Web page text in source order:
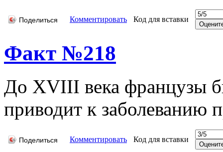
Поделиться Комментировать Код для вставки
Факт №218
До XVIII века французы
приводит к заболеванию
Поделиться Комментировать Код для вставки